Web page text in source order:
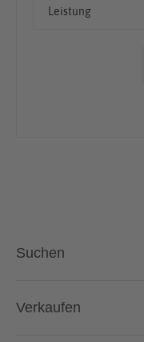
Leistung
Suchen
Auto kaufen
Verkaufen